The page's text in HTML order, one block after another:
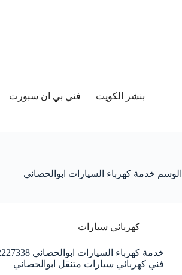
بنشر الكويت فني بي ان سبورت
الوسم خدمة كهرباء السيارات ابوالحصاني
كهربائي سيارات
فني كهربائي سيارات متنقل ابوالحصاني